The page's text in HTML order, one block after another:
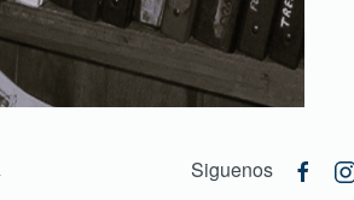
Siguenos